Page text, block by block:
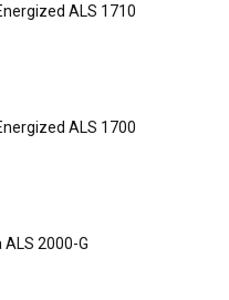
ALS 1710
ALS 1700
2000-G